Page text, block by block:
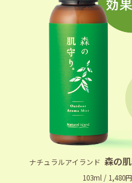
ナチュラルアイランド 森の肌
103ml / 1,480